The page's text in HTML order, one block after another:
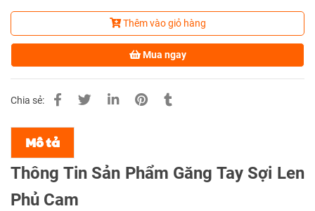
Thêm vào giỏ hàng
Mua ngay
Chia sẻ:
Mô tả
Thông Tin Sản Phẩm Găng Tay Sợi Len
Phủ Cam